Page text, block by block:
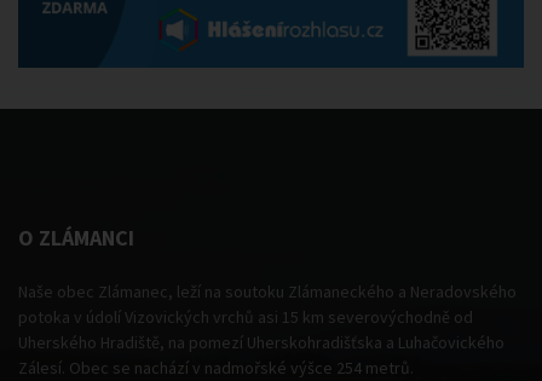
O ZLÁMANCI
Naše obec Zlámanec, leží na soutoku Zlámaneckého a Neradovského
potoka v údolí Vizovických vrchů asi 15 km severovýchodně od
Uherského Hradiště, na pomezí Uherskohradišťska a Luhačovického
Zálesí. Obec se nachází v nadmořské výšce 254 metrů.